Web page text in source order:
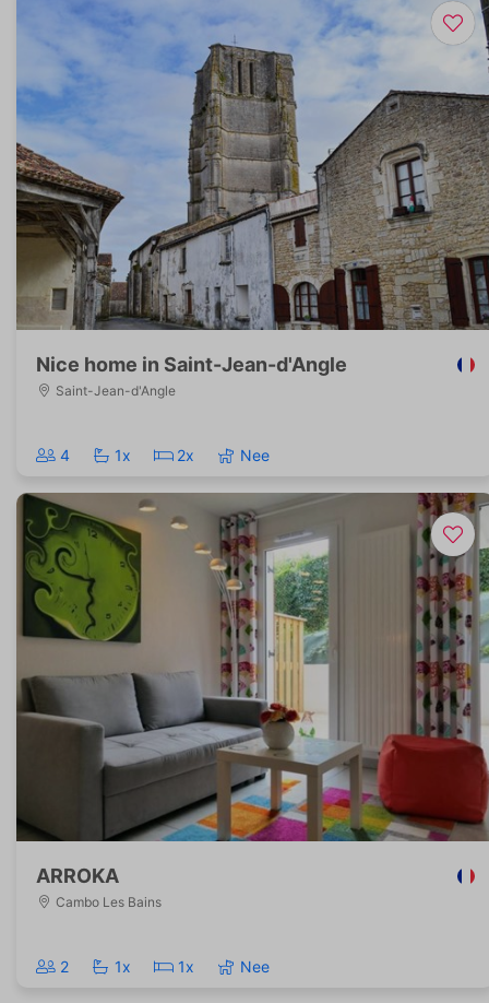
Nice home in Saint-Jean-d'Angle
Saint-Jean-d'Angle
4 1x 2x Nee
ARROKA
Cambo Les Bains
2 1x 1x Nee